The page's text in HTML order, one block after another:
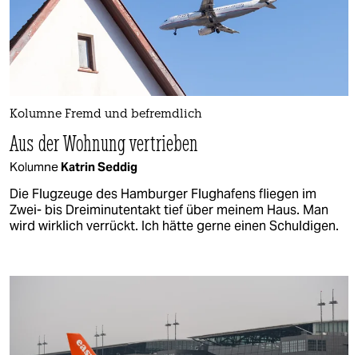
Kolumne Fremd und befremdlich
Aus der Wohnung vertrieben
Kolumne Katrin Seddig
Die Flugzeuge des Hamburger Flughafens fliegen im
Zwei- bis Dreiminutentakt tief über meinem Haus. Man
wird wirklich verrückt. Ich hätte gerne einen Schuldigen.